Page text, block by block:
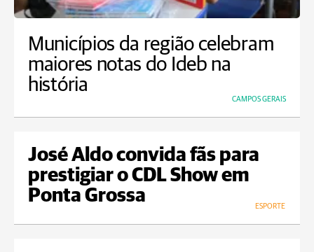
Municípios da região celebram
maiores notas do Ideb na
história
CAMPOS GERAIS
José Aldo convida fãs para
prestigiar o CDL Show em
Ponta Grossa
ESPORTE